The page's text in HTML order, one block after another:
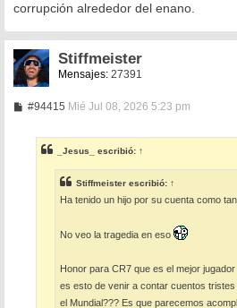
corrupción alrededor del enano.
Stiffmeister
Mensajes: 27391
#94415M
a
j
e
Mié Jul 08, 2026 5:23 pm
_Jesus_ escribió: ↑
Stiffmeister escribió: ↑
Ha tenido un hijo por su cuenta como
No veo la tragedia en eso
Honor para CR7 que es el mejor
es esto de venir a contar cuentos
el Mundial??? Es que parecemos